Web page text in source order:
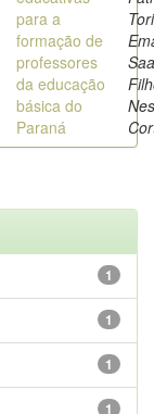
para a
formação de
professores
da educação
básica do
Paraná
1
1
1
1